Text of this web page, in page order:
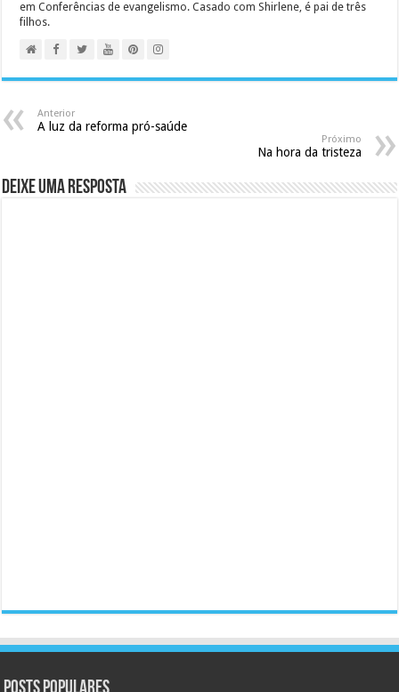
em Conferências de evangelismo. Casado com Shirlene, é pai de três
filhos.
Anterior
A luz da reforma pró-saúde
Próximo
Na hora da tristeza
Deixe uma resposta